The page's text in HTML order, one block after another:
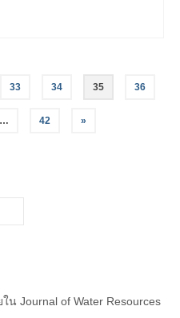
33 34 35 36
… 42 »
Journal of Water Resources